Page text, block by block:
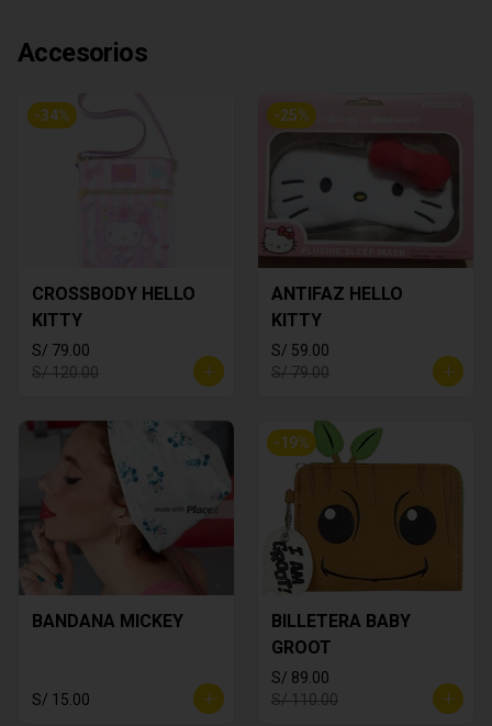
Accesorios
-34%
CROSSBODY HELLO
KITTY
S/ 79.00
S/ 120.00
-25%
ANTIFAZ HELLO
KITTY
S/ 59.00
S/ 79.00
BANDANA MICKEY
S/ 15.00
-19%
BILLETERA BABY
GROOT
S/ 89.00
S/ 110.00